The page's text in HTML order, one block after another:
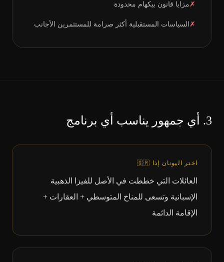
✗مزايا قانون بيكهام محدودة
✗ السياسات المستقبلية أكثر صرامة للمستثمرين الأجانب
3. أي جمهور يناسب أي برنامج
اختر اليونان إذا
العائلات التي خططت في الأصل للفيزا الذهبية
الإسبانية وتسعى للمناخ المتوسطي + العقارات +
الإقامة الدائمة